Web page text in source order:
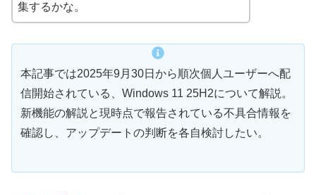
集するかな。
本記事では2025年9月30日から順次個人ユーザーへ配
信開始されている、Windows 11 25H2について解説。
新機能の解説と現時点で報告されている不具合情報を
確認し、アップデートの判断を各自検討したい。